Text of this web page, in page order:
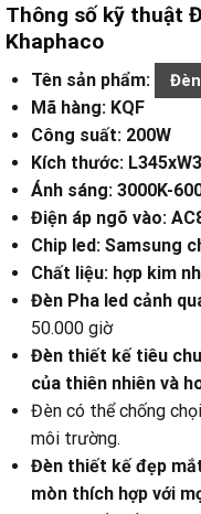
Thông số kỹ thuật
Khaphaco
Tên sản phẩm:
Mã hàng: KQF
Công suất: 200W
Kích thước:
Ánh sáng: 3000K-
Điện áp ngõ vào:
Chip led: Samsung
Chất liệu: hợp kim
Đèn Pha led cảnh
50.000 giờ
Đèn thiết kế tiêu
của thiên nhiên và
Đèn có thể chống
môi trường.
Đèn thiết kế đẹp
mòn thích hợp với